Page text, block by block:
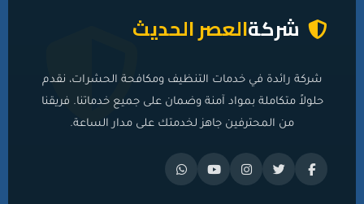
شركةالعصر الحديث
شركة رائدة في خدمات التنظيف ومكافحة الحشرات، نقدم
حلولاً متكاملة بمواد آمنة وضمان على جميع خدماتنا. فريقنا
من المحترفين جاهز لخدمتك على مدار الساعة.